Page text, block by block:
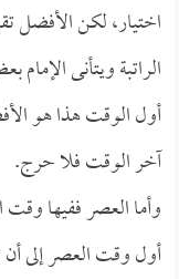
اختيار، لكن الأفضل
الراتبة ويتأنى
أول الوقت هذا هو
آخر الوقت فلا حرج.
وأما العصر ففيها
أول وقت العصر إلى